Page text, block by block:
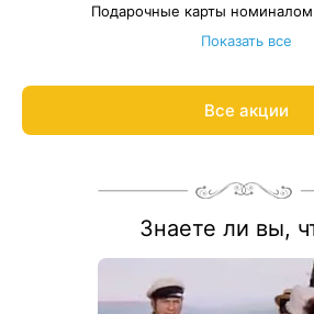
Подарочные карты номиналом
Подарочные путёвки в санаторий
С теплом и заботой организуем отдых
Подробнее о подарочных
Показать все
Все акции
Знаете ли вы,